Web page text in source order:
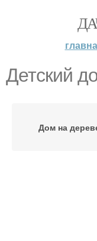
Детский
Дом на